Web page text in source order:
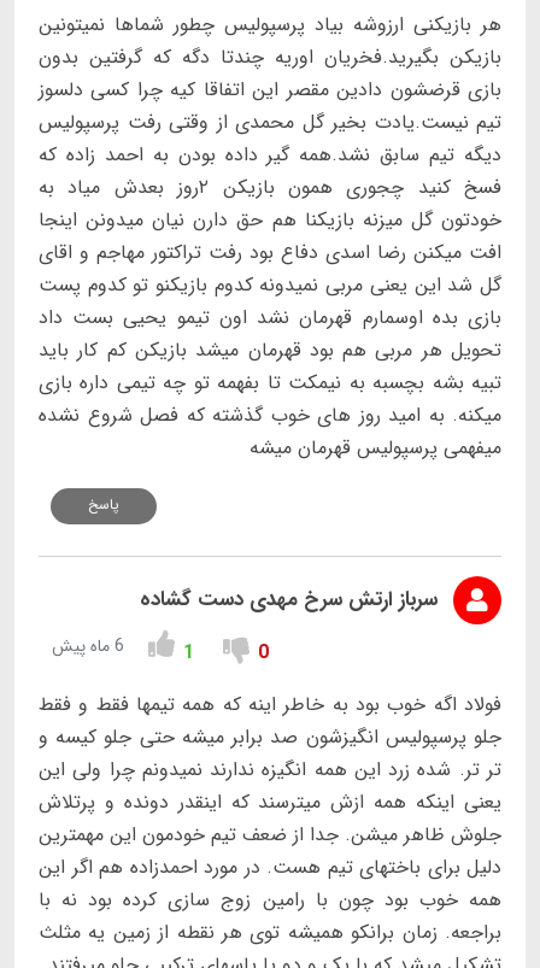
هر بازیکنی ارزوشه بیاد پرسپولیس چطور شماها نمیتونین
بازیکن بگیرید.فخریان اوریه چندتا دگه که گرفتین بدون
بازی قرضشون دادین مقصر این اتفاقا کیه چرا کسی دلسوز
تیم نیست.یادت بخیر گل محمدی از وقتی رفت پرسپولیس
دیگه تیم سابق نشد.همه گیر داده بودن به احمد زاده که
فسخ کنید چجوری همون بازیکن ٢روز بعدش میاد به
خودتون گل میزنه بازیکنا هم حق دارن نیان میدونن اینجا
افت میکنن رضا اسدی دفاع بود رفت تراکتور مهاجم و اقای
گل شد این یعنی مربی نمیدونه کدوم بازیکنو تو کدوم پست
بازی بده اوسمارم قهرمان نشد اون تیمو یحیی بست داد
تحویل هر مربی هم بود قهرمان میشد بازیکن کم کار باید
تبیه بشه بچسبه به نیمکت تا بفهمه تو چه تیمی داره بازی
میکنه. به امید روز های خوب گذشته که فصل شروع نشده
میفهمی پرسپولیس قهرمان میشه
پاسخ
سرباز ارتش سرخ مهدی دست گشاده
0
1 6 ماه پیش
فولاد اگه خوب بود به خاطر اینه که همه تیمها فقط و فقط
جلو پرسپولیس انگیزشون صد برابر میشه حتی جلو کیسه و
تر تر. شده زرد این همه انگیزه ندارند نمیدونم چرا ولی این
یعنی اینکه همه ازش میترسند که اینقدر دونده و پرتلاش
جلوش ظاهر میشن. جدا از ضعف تیم خودمون این مهمترین
دلیل برای باختهای تیم هست. در مورد احمدزاده هم اگر این
همه خوب بود چون با رامین زوج سازی کرده بود نه با
براجعه. زمان برانکو همیشه توی هر نقطه از زمین یه مثلث